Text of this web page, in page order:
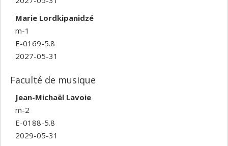
Marie Lordkipanidzé
m-1
E-0169-5.8
2027-05-31
Faculté de musique
Jean-Michaël Lavoie
m-2
E-0188-5.8
2029-05-31